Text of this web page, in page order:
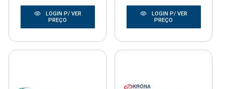
LOGIN P/ VER
PREÇO
LOGIN P/ VER
PREÇO